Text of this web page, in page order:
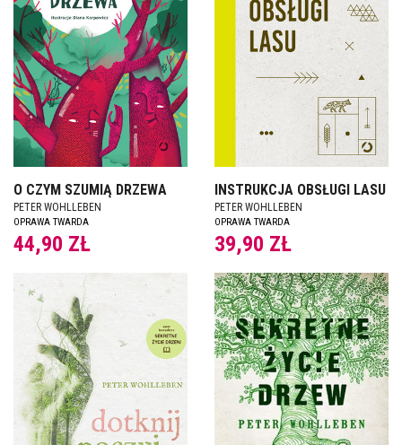
O CZYM SZUMIĄ DRZEWA
PETER WOHLLEBEN
OPRAWA TWARDA
44,90 ZŁ
INSTRUKCJA OBSŁUGI LASU
PETER WOHLLEBEN
OPRAWA TWARDA
39,90 ZŁ